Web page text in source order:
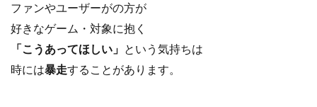
ファンやユーザーがの方が
好きなゲーム・対象に抱く
「こうあってほしい」 という気持ちは
時には暴走することがあります。